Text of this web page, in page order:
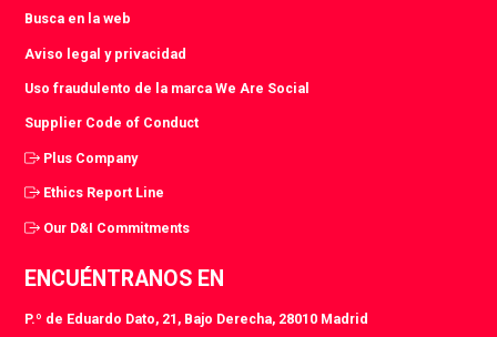
Busca en la web
Aviso legal y privacidad
Uso fraudulento de la marca We Are Social
Supplier Code of Conduct
Plus Company
Ethics Report Line
Our D&I Commitments
ENCUÉNTRANOS EN
P.º de Eduardo Dato, 21, Bajo Derecha, 28010 Madrid